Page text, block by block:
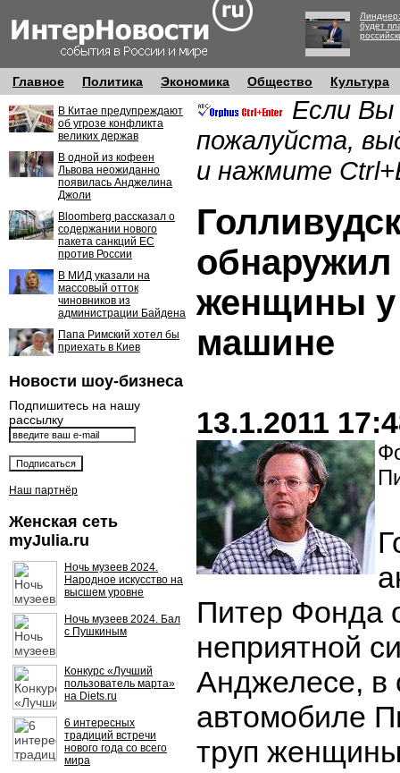
будет
Главное Политика Экономика Общество Культура
В Китае предупреждают
об угрозе конфликта
великих держав
В одной из кофеен
Львова неожиданно
появилась Анджелина
Джоли
Bloomberg рассказал о
содержании нового
пакета санкций ЕС
против России
В МИД указали на
массовый отток
чиновников из
администрации Байдена
Папа Римский хотел бы
приехать в Киев
Новости шоу-бизнеса
Подпишитесь на нашу
рассылку
Наш партнёр
Женская сеть
myJulia.ru
Ночь музеев 2024.
Народное искусство на
высшем уровне
Ночь музеев 2024. Бал
с Пушкиным
Конкурс «Лучший
пользователь марта»
на Diets.ru
6 интересных
традиций встречи
нового года со всего
мира
Если Вы
пожалуйста,
и нажмите
обнаружил
женщины у
машине
13.1.2011
Питер Фонда
неприятной
Анджелесе, в
автомобиле
труп